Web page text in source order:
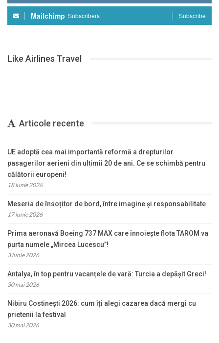
Mailchimp Subscribers Subscribe
Like Airlines Travel
Articole recente
UE adoptă cea mai importantă reformă a drepturilor
pasagerilor aerieni din ultimii 20 de ani. Ce se schimbă pentru
călătorii europeni!
18 iunie 2026
Meseria de însoțitor de bord, între imagine și responsabilitate
17 iunie 2026
Prima aeronavă Boeing 737 MAX care înnoiește flota TAROM va
purta numele „Mircea Lucescu”!
3 iunie 2026
Antalya, în top pentru vacanțele de vară: Turcia a depășit Greci!
30 mai 2026
Nibiru Costinești 2026: cum îți alegi cazarea dacă mergi cu
prietenii la festival
30 mai 2026